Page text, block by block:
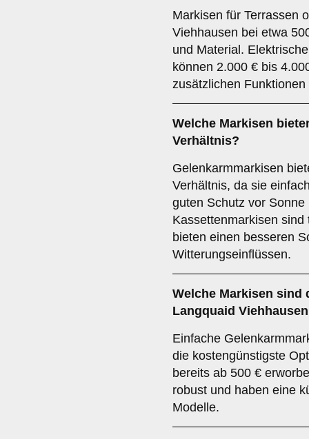
Markisen für Terrassen
Viehhausen bei etwa
und Material.
können 2.000 € bis
zusätzlichen
Welche Markisen
Verhältnis?
Gelenkarmmarkisen
Verhältnis, da sie
guten Schutz vor
Kassettenmarkisen
bieten einen besseren
Witterungseinflüssen.
Welche Markisen
Langquaid
Einfache
die kostengünstigste
bereits ab 500 €
robust und haben eine
Modelle.